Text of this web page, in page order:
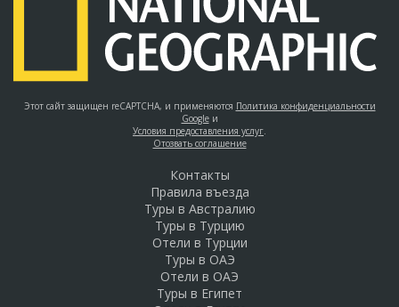
Этот сайт защищен reCAPTCHA, и применяются Политика конфиденциальности
Googleи
Условия предоставления услуг.
Отозвать соглашение
Контакты
Правила въезда
Туры в Австралию
Туры в Турцию
Отели в Турции
Туры в ОАЭ
Отели в ОАЭ
Туры в Египет